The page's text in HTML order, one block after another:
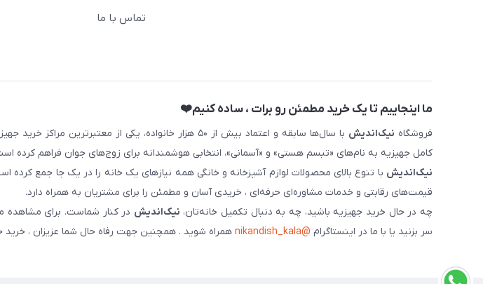
تماس با ما
ما اینجاییم تا یک خرید مطمئن رو برات ، ساده کنیم❤️
فروشگاه نیک‌اندیش
با سال‌ها سابقه و اعتماد بیش از ۵۰ هزار خانواده، یکی از
کامل جهیزیه به نام‌های «تبسم هستی» و «آسمانی»، انتخابی هوشمندانه برای زوج‌های جوان فراهم کرده
نیک‌اندیش با تنوع بالای محصولات لوازم آشپزخانه و خانگی همه نیازهای یک خانه را در یک جا جمع کرده
قیمت‌های رقابتی و خدمات مشاوره‌ای حرفه‌ای ، خریدی آسان و مطمئن را برای مشتریان به همراه دارد.
چه در حال خرید جهیزیه باشید، چه به دنبال تکمیل خانه‌تان، نیک‌اندیش در کنار شماست. برای مشاهده
سر بزنید یا با ما در اینستاگرام @nikandish_kala همراه شوید . همچنین جهت رفاه حال شما عزیزان ، خرید